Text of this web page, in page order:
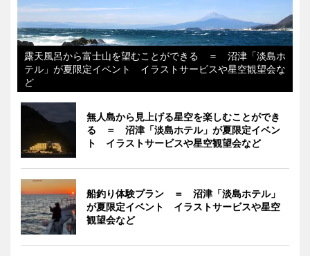
露天風呂から富士山を望むことができる ＝ 沼津「淡島ホ
テル」が夏限定イベント イラストサービスや星空観望会な
ど
無人島から見上げる星空を楽しむことができ
る ＝ 沼津「淡島ホテル」が夏限定イベン
ト イラストサービスや星空観望会など
船釣り体験プラン ＝ 沼津「淡島ホテル」
が夏限定イベント イラストサービスや星空
観望会など